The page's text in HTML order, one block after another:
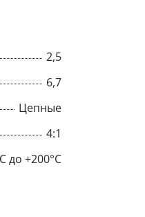
2,5
6,7
Цепные
4:1
до +200°C